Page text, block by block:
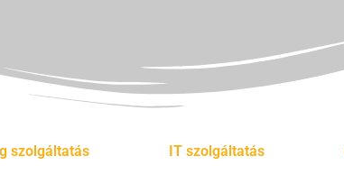
szolgáltatás IT szolgáltatás